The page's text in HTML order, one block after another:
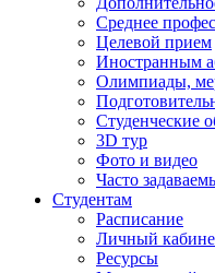
Среднее
Целевой прием
Иностранным
Олимпиады,
Студенческие
3D тур
Фото и видео
Часто
Студентам
Расписание
Личный
Ресурсы